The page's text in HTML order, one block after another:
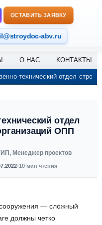
abv.ru
ОСТАВИТЬ ЗАЯВКУ
О НАС КОНТАКТЫ
технический отдел
отдел
ОПП
Менеджер проектов
•10 мин чтения
— сложный
должны четко